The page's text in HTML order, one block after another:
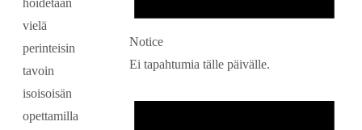
vielä
perinteisin
tavoin
isoisoisän
opettamilla
Notice
Ei tapahtumia tälle päivälle.